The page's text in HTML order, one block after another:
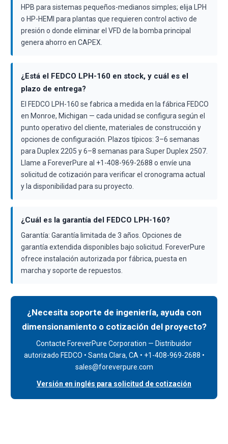
HPB para sistemas pequeños-medianos simples; elija LPH
o HP-HEMI para plantas que requieren control activo de
presión o donde eliminar el VFD de la bomba principal
genera ahorro en CAPEX.
¿Está el FEDCO LPH-160 en stock, y cuál es el
plazo de entrega?
El FEDCO LPH-160 se fabrica a medida en la fábrica FEDCO
en Monroe, Michigan — cada unidad se configura según el
punto operativo del cliente, materiales de construcción y
opciones de configuración. Plazos típicos: 3–6 semanas
para Duplex 2205 y 6–8 semanas para Super Duplex 2507.
Llame a ForeverPure al +1-408-969-2688 o envíe una
solicitud de cotización para verificar el cronograma actual
y la disponibilidad para su proyecto.
¿Cuál es la garantía del FEDCO LPH-160?
Garantía: Garantía limitada de 3 años. Opciones de
garantía extendida disponibles bajo solicitud. ForeverPure
ofrece instalación autorizada por fábrica, puesta en
marcha y soporte de repuestos.
¿Necesita soporte de ingeniería, ayuda con
dimensionamiento o cotización del proyecto?
Contacte ForeverPure Corporation — Distribuidor
autorizado FEDCO • Santa Clara, CA • +1-408-969-2688 •
sales@foreverpure.com
Versión en inglés para solicitud de cotización